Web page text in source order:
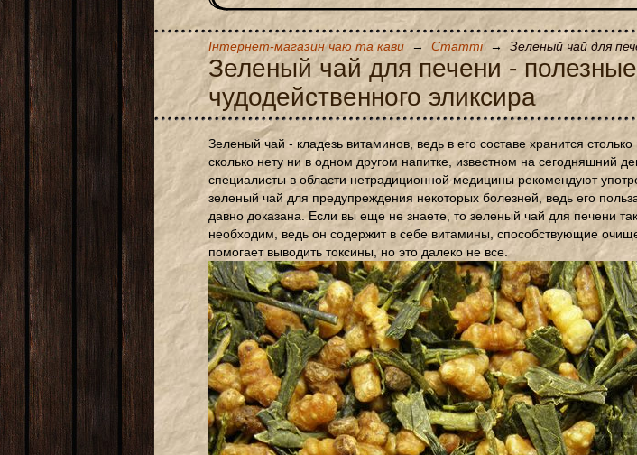
Інтернет-магазин чаю та кави → Статті → Зеленый чай для
Зеленый чай для печени -
чудодейственного эликсира
Зеленый чай - кладезь витаминов, ведь в его составе хранится
сколько нету ни в одном другом напитке, известном на сегодняшний
специалисты в области нетрадиционной медицины рекомендуют
зеленый чай для предупреждения некоторых болезней, ведь его
давно доказана. Если вы еще не знаете, то зеленый чай для печени
необходим, ведь он содержит в себе витамины, способствующие
помогает выводить токсины, но это далеко не все.